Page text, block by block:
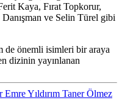
Kaya, Fırat Topkorur,
Danışman ve Selin Türel gibi
de önemli isimleri bir araya
dizinin yayınlanan
Emre Yıldırım Taner Ölmez